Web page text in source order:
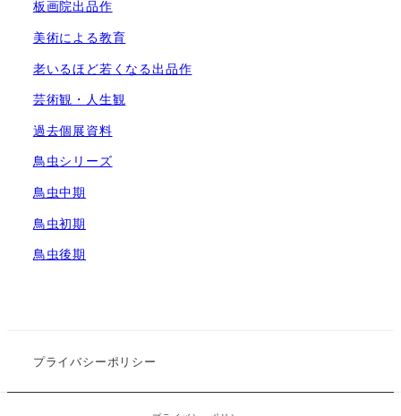
板画院出品作
美術による教育
老いるほど若くなる出品作
芸術観・人生観
過去個展資料
鳥虫シリーズ
鳥虫中期
鳥虫初期
鳥虫後期
プライバシーポリシー